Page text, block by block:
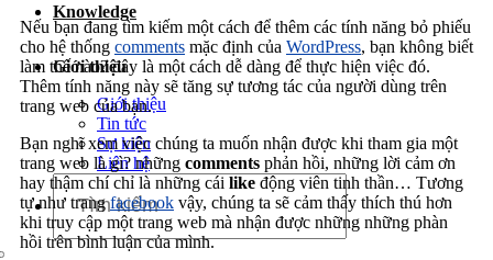
Knowledge
Giới thiệu
Giới thiệu
Tin tức
Sự kiện
Liên hệ
Nếu bạn đang tìm kiếm một cách để thêm các tính năng bỏ phiếu
cho hệ thống comments mặc định của WordPress, bạn không biết
làm thế nào? đây là một cách dễ dàng để thực hiện việc đó.
Thêm tính năng này sẽ tăng sự tương tác của người dùng trên
trang web của bạn.
Bạn nghĩ xem việc chúng ta muốn nhận được khi tham gia một
trang web là gì? những comments phản hồi, những lời cảm ơn
hay thậm chí chỉ là những cái like động viên tinh thần… Tương
tự như trangfacebook vậy, chúng ta sẽ cảm thấy thích thú hơn
khi truy cập một trang web mà nhận được những những phàn
hồi trên bình luận của mình.